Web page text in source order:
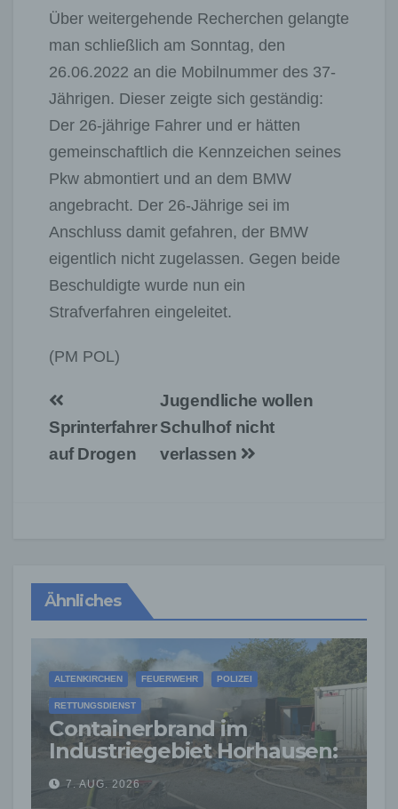
Über weitergehende Recherchen gelangte
man schließlich am Sonntag, den
26.06.2022 an die Mobilnummer des 37-
Jährigen. Dieser zeigte sich geständig:
Der 26-jährige Fahrer und er hätten
gemeinschaftlich die Kennzeichen seines
Pkw abmontiert und an dem BMW
angebracht. Der 26-Jährige sei im
Anschluss damit gefahren, der BMW
eigentlich nicht zugelassen. Gegen beide
Beschuldigte wurde nun ein
Strafverfahren eingeleitet.
(PM POL)
Beitragsnavigation
Jugendliche wollen
Schulhof nicht
verlassen
Sprinterfahrer
auf Drogen
Ähnliches
ALTENKIRCHEN FEUERWEHR POLIZEI
RETTUNGSDIENST
Containerbrand im
Industriegebiet Horhausen:
Feuerwehr verhindert
weitere Ausbreitung
7. AUG. 2026